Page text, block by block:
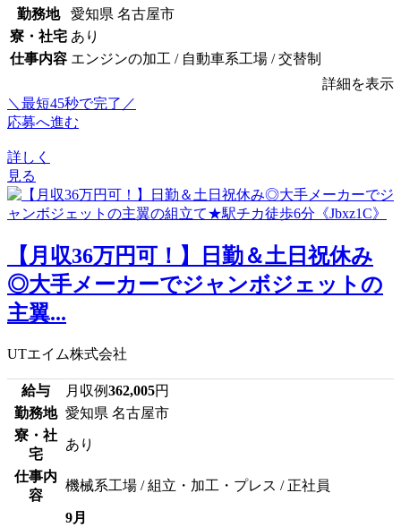
勤務地
愛知県 名古屋市
寮・社宅 あり
仕事内容 エンジンの加工 / 自動車系工場 / 交替制
詳細を表示
＼最短45秒で完了／
応募へ進む
詳しく
見る
【月収36万円可！】日勤＆土日祝休み
◎大手メーカーでジャンボジェットの
主翼...
UTエイム株式会社
給与 月収例362,005円
勤務地 愛知県 名古屋市
寮・社
宅
あり
仕事内
容
機械系工場 / 組立・加工・プレス / 正社員
9月